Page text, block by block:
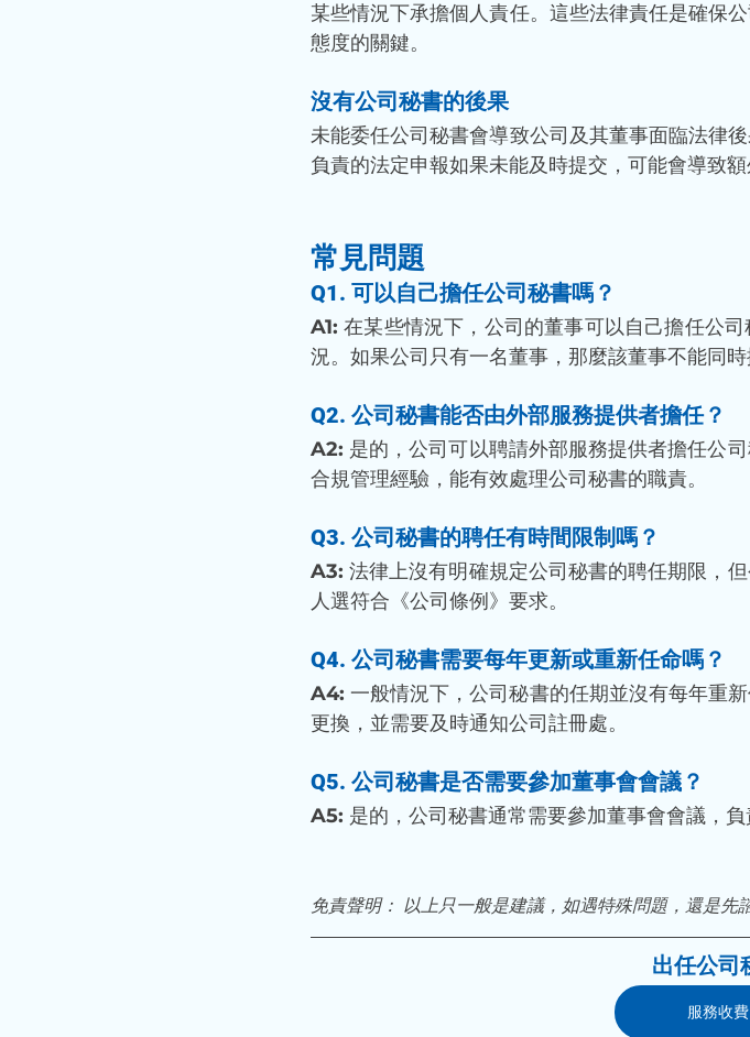
某些情況下承擔個人責任。這些法律責任是確保
態度的關鍵。
沒有公司秘書的後果
未能委任公司秘書會導致公司及其董事面臨法律
負責的法定申報如果未能及時提交，可能會導致額
常見問題
Q1. 可以自己擔任公司秘書嗎？
A1: 在某些情況下，公司的董事可以自己擔任公
況。如果公司只有一名董事，那麼該董事不能同時
Q2. 公司秘書能否由外部服務提供者擔任？
A2: 是的，公司可以聘請外部服務提供者擔任公
合規管理經驗，能有效處理公司秘書的職責。
Q3. 公司秘書的聘任有時間限制嗎？
A3: 法律上沒有明確規定公司秘書的聘任期限，
人選符合《公司條例》要求。
Q4. 公司秘書需要每年更新或重新任命嗎？
A4: 一般情況下，公司秘書的任期並沒有每年重
更換，並需要及時通知公司註冊處。
Q5. 公司秘書是否需要參加董事會會議？
A5: 是的，公司秘書通常需要參加董事會會議，
免責聲明： 以上只一般是建議，如遇特殊問題，還是先
出任公司
服務收費